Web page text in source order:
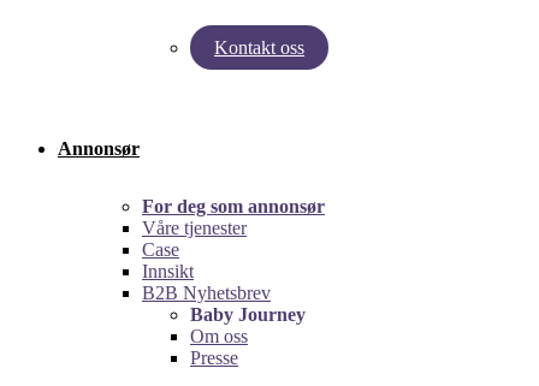
Kontakt oss
left
Annonsør
For deg som annonsør
Våre tjenester
Case
Innsikt
B2B Nyhetsbrev
Baby Journey
Om oss
Presse